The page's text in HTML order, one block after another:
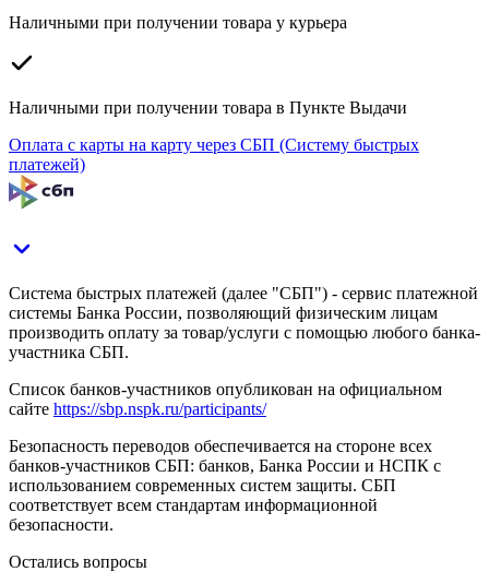
Наличными при получении товара у курьера
Наличными при получении товара в Пункте Выдачи
Оплата с карты на карту через СБП (Систему быстрых
платежей)
Система быстрых платежей (далее "СБП") - сервис платежной
системы Банка России, позволяющий физическим лицам
производить оплату за товар/услуги с помощью любого банка-
участника СБП.
Список банков-участников опубликован на официальном
сайте https://sbp.nspk.ru/participants/
Безопасность переводов обеспечивается на стороне всех
банков-участников СБП: банков, Банка России и НСПК с
использованием современных систем защиты. СБП
соответствует всем стандартам информационной
безопасности.
Остались вопросы